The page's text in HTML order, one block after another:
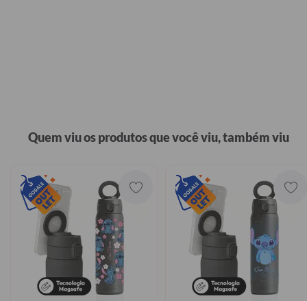
Quem viu os produtos que você viu, também viu